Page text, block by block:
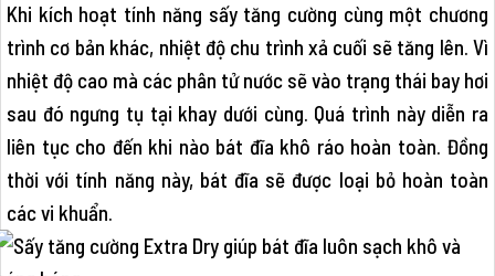
Khi kích hoạt tính năng sấy tăng cường cùng một chương
trình cơ bản khác, nhiệt độ chu trình xả cuối sẽ tăng lên. Vì
nhiệt độ cao mà các phân tử nước sẽ vào trạng thái bay hơi
sau đó ngưng tụ tại khay dưới cùng. Quá trình này diễn ra
liên tục cho đến khi nào bát đĩa khô ráo hoàn toàn. Đồng
thời với tính năng này, bát đĩa sẽ được loại bỏ hoàn toàn
các vi khuẩn.